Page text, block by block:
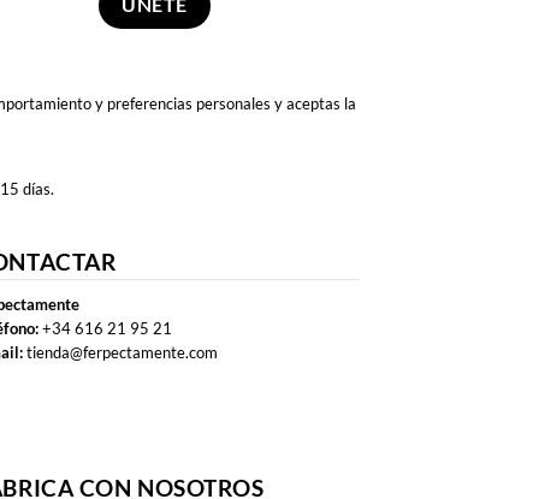
y preferencias personales y aceptas la
días.
+34 616 21 95 21
tienda@ferpectamente.com
CON NOSOTROS